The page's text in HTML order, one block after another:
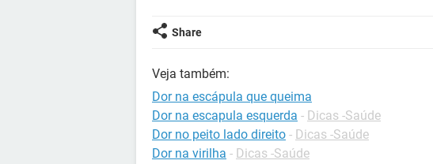
Share
Veja também:
Dor na escápula que queima
Dor na escapula esquerda - Dicas -Saúde
Dor no peito lado direito - Dicas -Saúde
Dor na virilha - Dicas -Saúde